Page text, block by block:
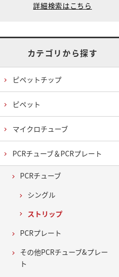
カテゴリから探す
ピペットチップ
ピペット
マイクロチューブ
PCRチューブ＆PCRプレート
PCRチューブ
シングル
ストリップ
PCRプレート
その他PCRチューブ&プレー
ト